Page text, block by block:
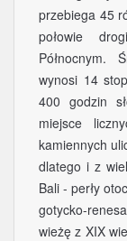
przebiega 45
połowie
Północnym.
wynosi 14
400 godzin
miejsce
kamiennych
dlatego i z
Bali - perły
gotycko-
wieżę z XIX